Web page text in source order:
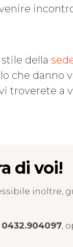
della
che danno
troverete a
di voi!
inoltre,
0432.904097,